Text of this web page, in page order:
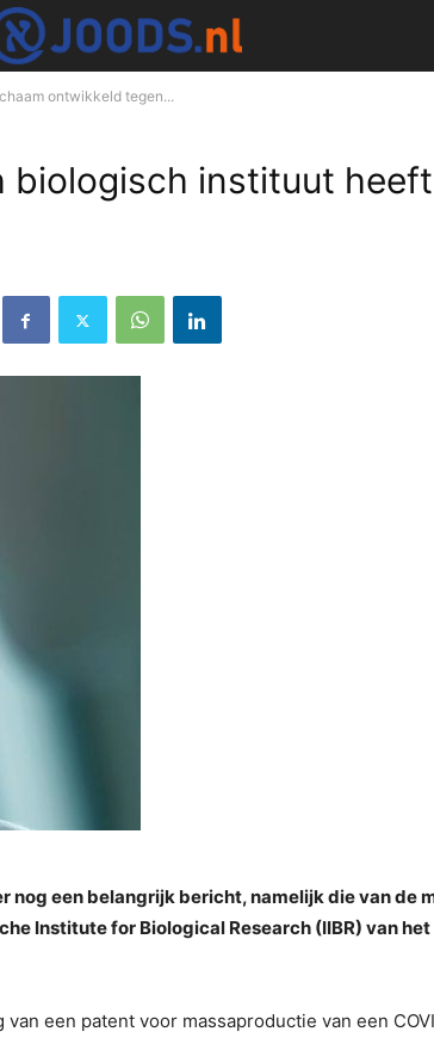
ontwikkeld tegen...
biologisch instituut
nog een belangrijk bericht, namelijk die van de
Institute for Biological Research (IIBR) van
een patent voor massaproductie van een